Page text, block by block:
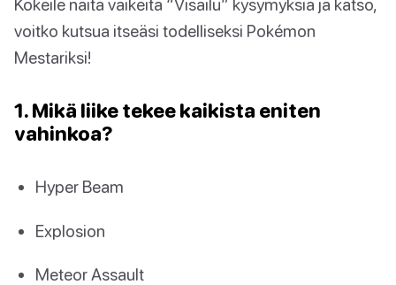
Kokeile näitä vaikeita “Visailu” kysymyksiä ja katso,
voitko kutsua itseäsi todelliseksi Pokémon
Mestariksi!
1. Mikä liike tekee kaikista eniten
vahinkoa?
Hyper Beam
Explosion
Meteor Assault